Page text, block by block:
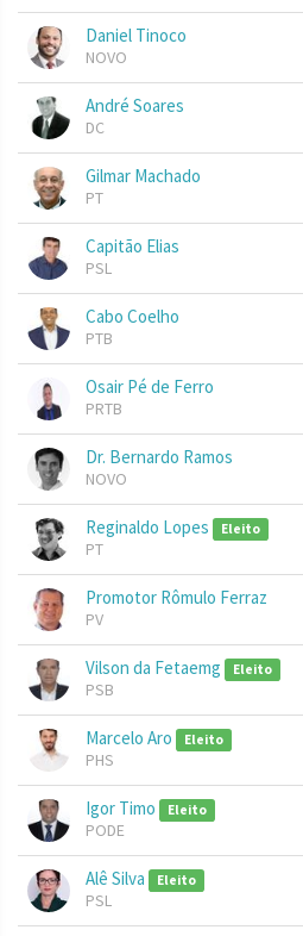
Daniel Tinoco
NOVO
André Soares
DC
Gilmar Machado
PT
Capitão Elias
PSL
Cabo Coelho
PTB
Osair Pé de Ferro
PRTB
Dr. Bernardo Ramos
NOVO
Reginaldo Lopes Eleito
PT
Promotor Rômulo Ferraz
PV
Vilson da Fetaemg Eleito
PSB
Marcelo Aro Eleito
PHS
Igor Timo Eleito
PODE
Alê Silva Eleito
PSL